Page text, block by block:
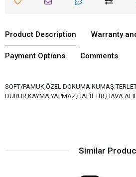
Product Description Warranty
Payment Options Comments
SOFT/PAMUK,ÖZEL DOKUMA
DURUR,KAYMA YAPMAZ,HAFİFTİR,HAVA
Similar